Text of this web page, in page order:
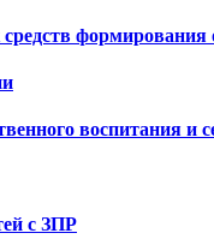
воспитания и
с ЗПР